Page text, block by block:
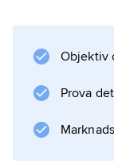
Objektiv
Prova